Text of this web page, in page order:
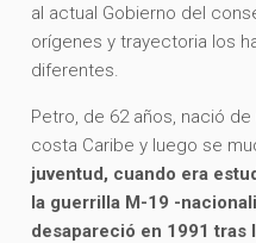
al actual Gobierno del
orígenes y trayectoria los
diferentes.
Petro, de 62 años, nació
costa Caribe y luego se
juventud, cuando era
la guerrilla M-19 -
desapareció en 1991 tras